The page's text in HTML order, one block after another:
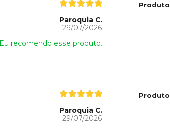
Paroquia C.
29/07/2026
Eu recomendo esse produto.
Paroquia C.
29/07/2026